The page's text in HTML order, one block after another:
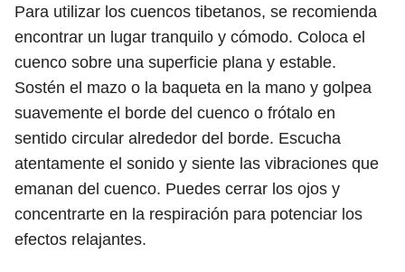
Para utilizar los cuencos tibetanos, se recomienda
encontrar un lugar tranquilo y cómodo. Coloca el
cuenco sobre una superficie plana y estable.
Sostén el mazo o la baqueta en la mano y golpea
suavemente el borde del cuenco o frótalo en
sentido circular alrededor del borde. Escucha
atentamente el sonido y siente las vibraciones que
emanan del cuenco. Puedes cerrar los ojos y
concentrarte en la respiración para potenciar los
efectos relajantes.